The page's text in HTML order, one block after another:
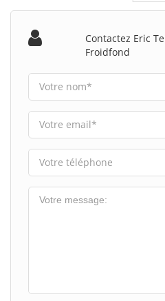
Contactez Eric
Froidfond